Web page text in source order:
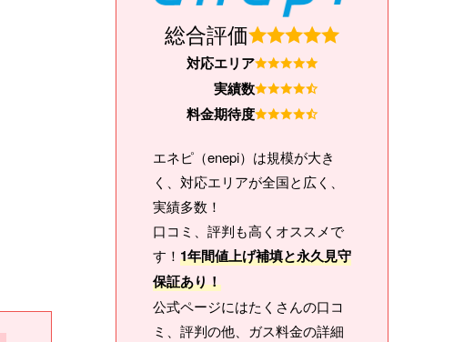
総合評価
対応エリア
実績数
料金期待度
エネピ（enepi）は規模が大き
く、対応エリアが全国と広く、
実績多数！
口コミ、評判も高くオススメで
す！ 1年間値上げ補填と永久見守
保証あり！
公式ページにはたくさんの口コ
ミ、評判の他、ガス料金の詳細